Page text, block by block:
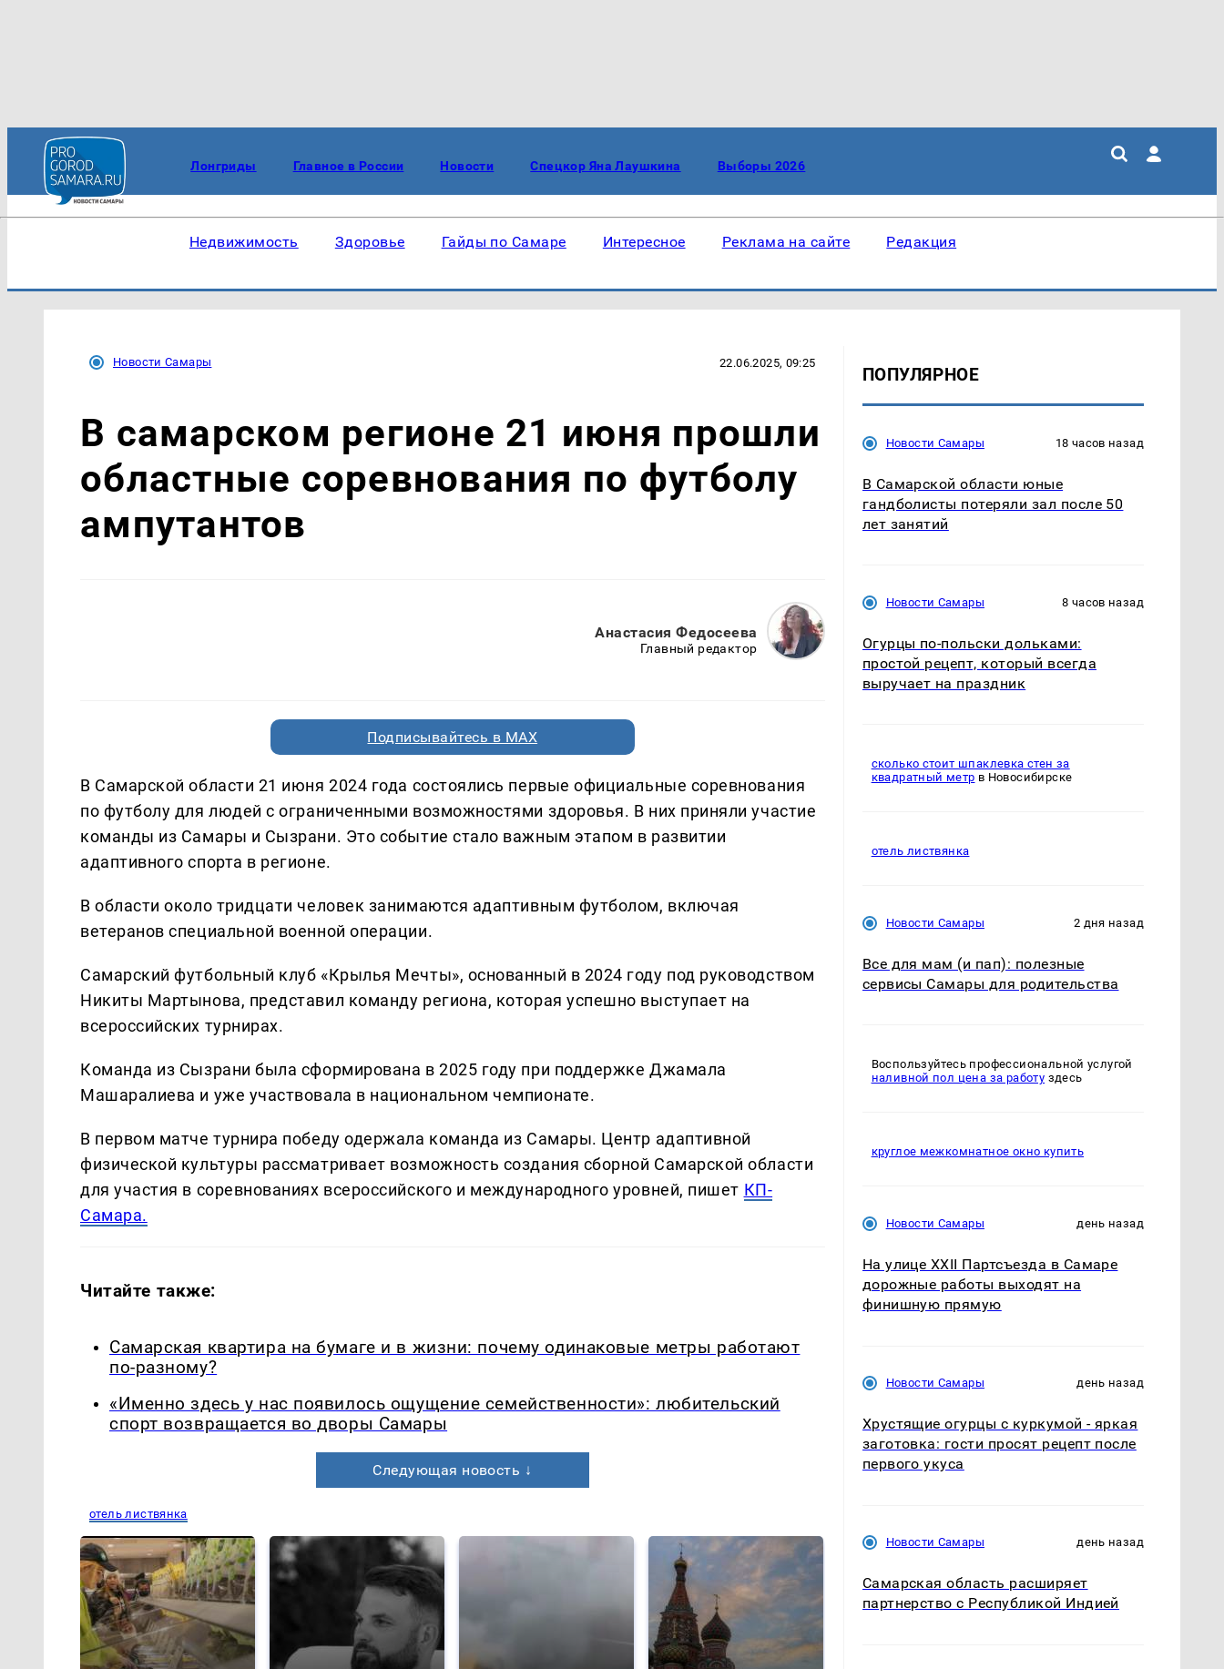
Лонгриды Главное в России Новости Спецкор Яна Лаушкина Выборы 2026
Недвижимость Здоровье Гайды по Самаре Интересное Реклама на сайте Редакция
Новости Самары 22.06.2025, 09:25
В самарском регионе 21 июня прошли
областные соревнования по футболу
ампутантов
Анастасия Федосеева
Главный редактор
Подписывайтесь в MAX
В Самарской области 21 июня 2024 года состоялись первые официальные соревнования
по футболу для людей с ограниченными возможностями здоровья. В них приняли участие
команды из Самары и Сызрани. Это событие стало важным этапом в развитии
адаптивного спорта в регионе.
В области около тридцати человек занимаются адаптивным футболом, включая
ветеранов специальной военной операции.
Самарский футбольный клуб «Крылья Мечты», основанный в 2024 году под руководством
Никиты Мартынова, представил команду региона, которая успешно выступает на
всероссийских турнирах.
Команда из Сызрани была сформирована в 2025 году при поддержке Джамала
Машаралиева и уже участвовала в национальном чемпионате.
В первом матче турнира победу одержала команда из Самары. Центр адаптивной
физической культуры рассматривает возможность создания сборной Самарской области
для участия в соревнованиях всероссийского и международного уровней, пишет КП-
Самара.
Читайте также:
Самарская квартира на бумаге и в жизни: почему одинаковые метры работают
по-разному?
«Именно здесь у нас появилось ощущение семейственности»: любительский
спорт возвращается во дворы Самары
Следующая новость ↓
отель листвянка
ПОПУЛЯРНОЕ
Новости Самары 18 часов назад
В Самарской области юные
гандболисты потеряли зал после 50
лет занятий
Новости Самары 8 часов назад
Огурцы по‑польски дольками:
простой рецепт, который всегда
выручает на праздник
сколько стоит шпаклевка стен за
квадратный метр в Новосибирске
отель листвянка
Новости Самары 2 дня назад
Все для мам (и пап): полезные
сервисы Самары для родительства
Воспользуйтесь профессиональной услугой
наливной пол цена за работу здесь
круглое межкомнатное окно купить
Новости Самары день назад
На улице XXII Партсъезда в Самаре
дорожные работы выходят на
финишную прямую
Новости Самары день назад
Хрустящие огурцы с куркумой - яркая
заготовка: гости просят рецепт после
первого укуса
Новости Самары день назад
Самарская область расширяет
партнерство с Республикой Индией